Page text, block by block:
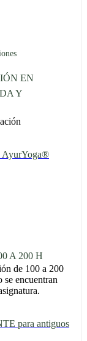
EN
Y
AyurYoga®
A 200 H
de 100 a 200
se encuentran
para antiguos